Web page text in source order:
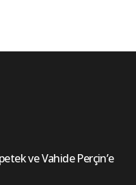
ve Vahide Perçin’e